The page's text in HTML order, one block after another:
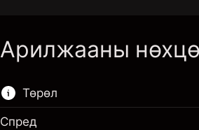
Арилжааны
Төрөл
Спред